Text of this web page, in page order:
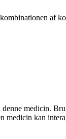
af
medicin.
kan